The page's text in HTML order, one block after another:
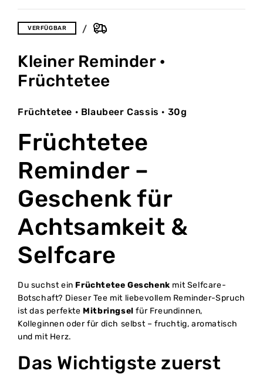
VERFÜGBAR
Kleiner Reminder ·
Früchtetee
Früchtetee · Blaubeer Cassis · 30g
Früchtetee
Reminder –
Geschenk für
Achtsamkeit &
Selfcare
Du suchst ein Früchtetee Geschenk mit Selfcare-
Botschaft? Dieser Tee mit liebevollem Reminder-Spruch
ist das perfekte Mitbringsel für Freundinnen,
Kolleginnen oder für dich selbst – fruchtig, aromatisch
und mit Herz.
Das Wichtigste zuerst